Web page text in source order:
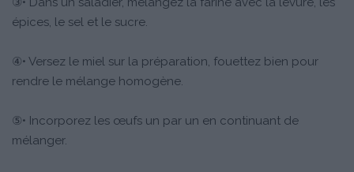
épices, le sel et le sucre.
④• Versez le miel sur la préparation, fouettez bien pour
rendre le mélange homogène.
⑤• Incorporez les œufs un par un en continuant de
mélanger.